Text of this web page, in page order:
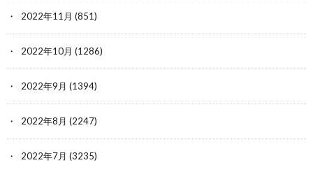
2022年11月 (851)
2022年10月 (1286)
2022年9月 (1394)
2022年8月 (2247)
2022年7月 (3235)